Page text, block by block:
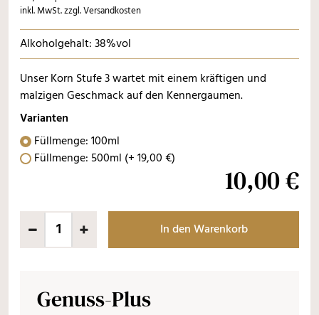
inkl. MwSt. zzgl. Versandkosten
Alkoholgehalt: 38%vol
Unser Korn Stufe 3 wartet mit einem kräftigen und
malzigen Geschmack auf den Kennergaumen.
Varianten
Füllmenge: 100ml
Füllmenge: 500ml (+19,00€)
10,00 €
In den Warenkorb
Genuss-Plus